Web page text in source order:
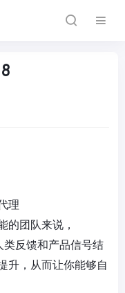
理
的团队来说，
反馈和产品信号结
升，从而让你能够自